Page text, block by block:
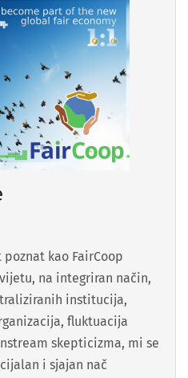
kao FairCoop
na integriran način,
institucija,
fluktuacija
skepticizma, mi se
i sjajan nač